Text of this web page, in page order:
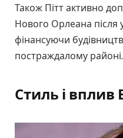
Також Пітт активно
Нового Орлеана після
фінансуючи
постраждалому районі.
Стиль і вплив